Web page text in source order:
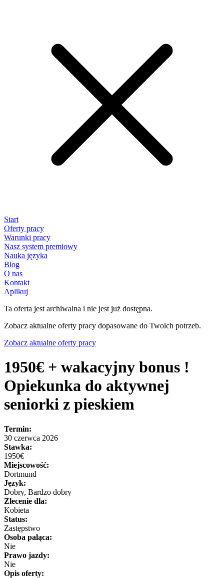
Start
Oferty pracy
Warunki pracy
Nasz system premiowy
Nauka języka
Blog
O nas
Kontakt
Aplikuj
Ta oferta jest archiwalna i nie jest już dostępna.
Zobacz aktualne oferty pracy dopasowane do Twoich potrzeb.
Zobacz aktualne oferty pracy
1950€ + wakacyjny bonus !
Opiekunka do aktywnej
seniorki z pieskiem
Termin:
30 czerwca 2026
Stawka:
1950€
Miejscowość:
Dortmund
Język:
Dobry, Bardzo dobry
Zlecenie dla:
Kobieta
Status:
Zastępstwo
Osoba paląca:
Nie
Prawo jazdy:
Nie
Opis oferty: